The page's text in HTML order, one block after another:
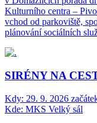
Kulturního centra –
vchod od parkoviště,
plánování sociálních
SIRÉNY NA
Kdy: 29. 9. 2026
Kde: MKS Velký sál